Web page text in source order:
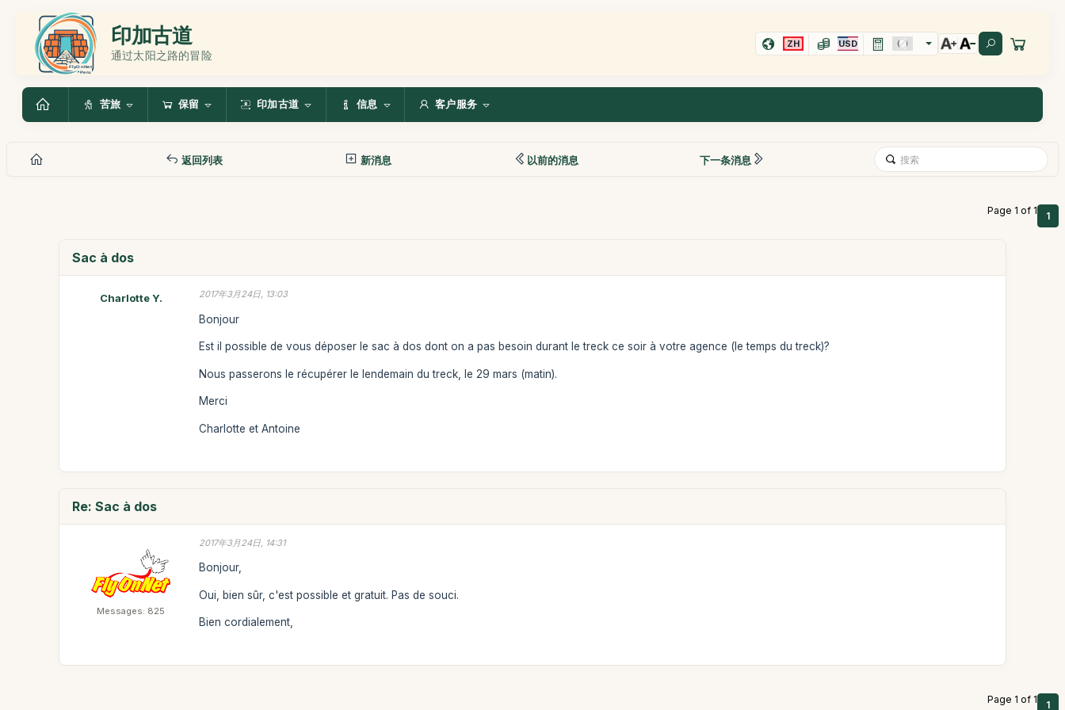
印加古道
通过太阳之路的冒险
ZH USD
苦旅 保留 印加古道 信息 客户服务
返回列表 新消息 以前的消息 下一条消息
Page 1 of 1 1
Sac à dos
Charlotte Y. 2017年3月24日, 13:03
Bonjour
Est il possible de vous déposer le sac à dos dont on a pas besoin durant le treck ce soir à votre agence (le temps du treck)?
Nous passerons le récupérer le lendemain du treck, le 29 mars (matin).
Merci
Charlotte et Antoine
Re: Sac à dos
Messages: 825
2017年3月24日, 14:31
Bonjour,
Oui, bien sûr, c'est possible et gratuit. Pas de souci.
Bien cordialement,
Page 1 of 1 1